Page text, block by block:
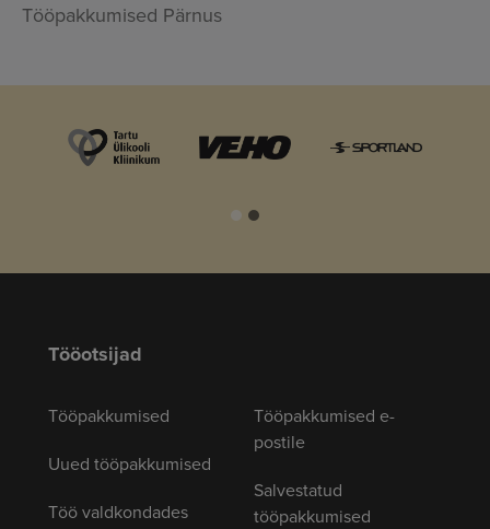
Tööpakkumised Pärnus
Tööotsijad
Tööpakkumised
Uued tööpakkumised
Töö valdkondades
Tööpakkumised e-
postile
Salvestatud
tööpakkumised